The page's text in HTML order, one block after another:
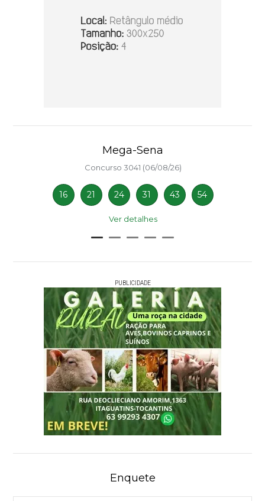
Mega-Sena
Concurso 3041 (06/08/26)
16 21 24 31 43 54
Ver detalhes
PUBLICIDADE
Enquete